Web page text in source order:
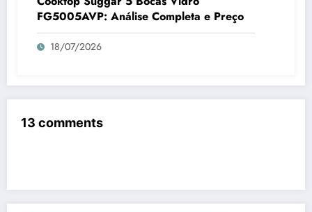
FG5005AVP: Análise Completa e Preço
18/07/2026
13 comments